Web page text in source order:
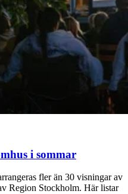
i sommar
fler än 30 visningar av
Region Stockholm. Här listar